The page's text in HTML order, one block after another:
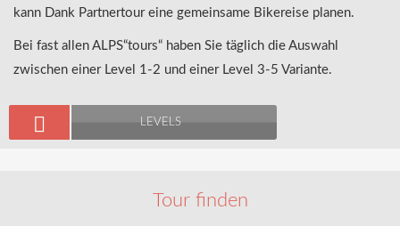
kann Dank Partnertour eine gemeinsame Bikereise planen.
Bei fast allen ALPS“tours“ haben Sie täglich die Auswahl
zwischen einer Level 1-2 und einer Level 3-5 Variante.
LEVELS
Tour finden